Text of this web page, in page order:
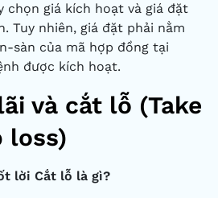
chọn giá kích hoạt và giá đặt
Tuy nhiên, giá đặt phải nằm
sàn của mã hợp đồng tại
được kích hoạt.
và cắt lỗ (Take
loss)
lời Cắt lỗ là gì?